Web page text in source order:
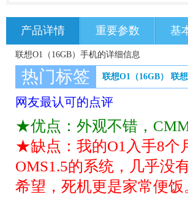
产品详情 重要参数 基
联想O1（16GB）手机的详细信息
热门标签 联想O1（16GB） 联想
网友最认可的点评
★优点：外观不错，
★缺点：我的O1入手8个
OMS1.5的系统，几乎没
希望，死机更是家常便